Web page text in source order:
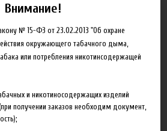
в наличии
Time Travel Machine
Внимание!
№ 15-ФЗ от 23.02.2013 "Об охране
окружающего табачного дыма,
или потребления никотинсодержащей
и никотиносодержащих изделий
получении заказов необходим документ,